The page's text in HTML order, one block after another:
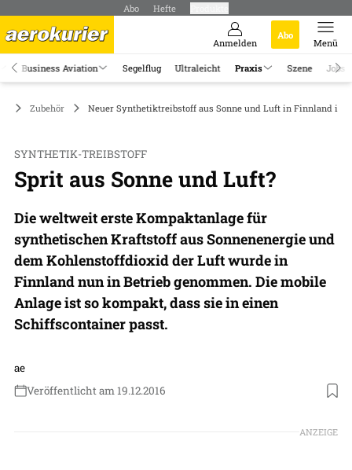
Abo Hefte
Anmelden
Abo
Menü
Business Aviation Segelflug Ultraleicht Praxis Szene Jobs
Zubehör Neuer Synthetiktreibstoff aus Sonne und Luft in Finnland in
SYNTHETIK-TREIBSTOFF
Sprit aus Sonne und Luft?
Die weltweit erste Kompaktanlage für
synthetischen Kraftstoff aus Sonnenenergie und
dem Kohlenstoffdioxid der Luft wurde in
Finnland nun in Betrieb genommen. Die mobile
Anlage ist so kompakt, dass sie in einen
Schiffscontainer passt.
ae
Veröffentlicht am 19.12.2016
ANZEIGE